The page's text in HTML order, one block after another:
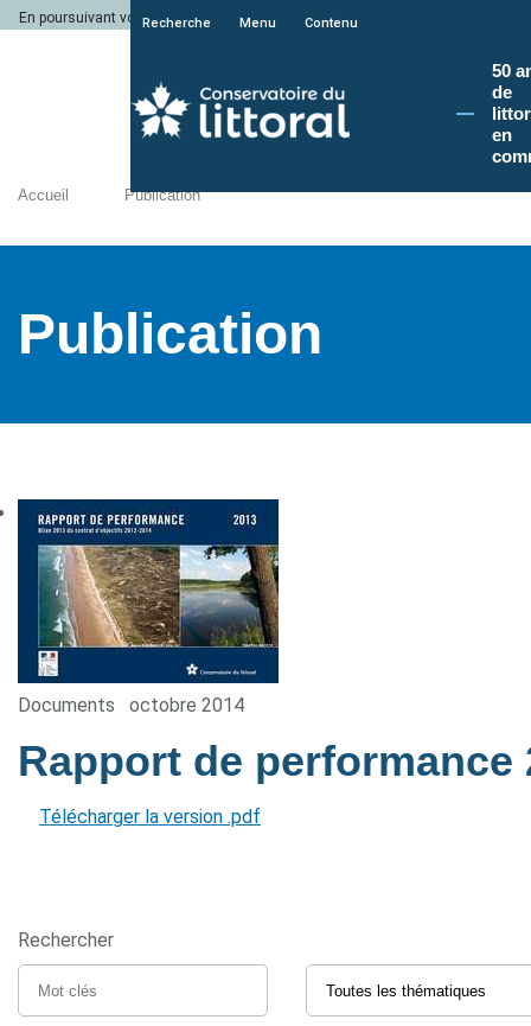
En poursuivant votre navigation sur le site du Conservatoire du littoral, vous
Recherche Menu Contenu
50
de
en
Accueil Publication
Publication
Documents octobre 2014
Rapport de performance
Télécharger la version .pdf
Rechercher